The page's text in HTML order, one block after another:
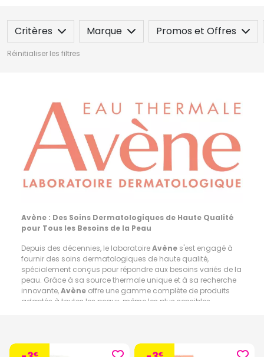
Critères Marque Promos et Offres
Réinitialiser les filtres
Avène : Des Soins Dermatologiques de Haute Qualité
pour Tous les Besoins de la Peau
Depuis des décennies, le laboratoireAvène s'est engagé à
fournir des soins dermatologiques de haute qualité,
spécialement conçus pour répondre aux besoins variés de la
peau. Grâce à sa source thermale unique et à sa recherche
innovante,Avène offre une gamme complète de produits
adaptés à toutes les peaux, même les plus sensibles.
- Cicalfate Avène : La gamme Cicalfate propose des soins
réparateurs et apaisants pour les peaux irritées, abîmées ou
€ €